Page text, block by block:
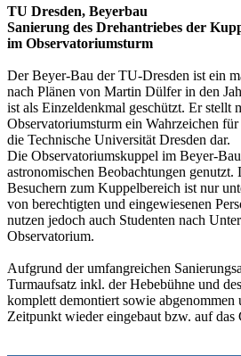
TU Dresden, Beyerbau
Sanierung des Drehantriebes der
im Observatoriumsturm
Der Beyer-Bau der TU-Dresden ist ein
nach Plänen von Martin Dülfer in den
ist als Einzeldenkmal geschützt. Er stellt
Observatoriumsturm ein Wahrzeichen
die Technische Universität Dresden dar.
Die Observatoriumskuppel im Beyer-
astronomischen Beobachtungen genutzt.
Besuchern zum Kuppelbereich ist nur
von berechtigten und eingewiesenen
nutzen jedoch auch Studenten nach
Observatorium.
Aufgrund der umfangreichen
Turmaufsatz inkl. der Hebebühne und
komplett demontiert sowie abgenommen
Zeitpunkt wieder eingebaut bzw. auf das